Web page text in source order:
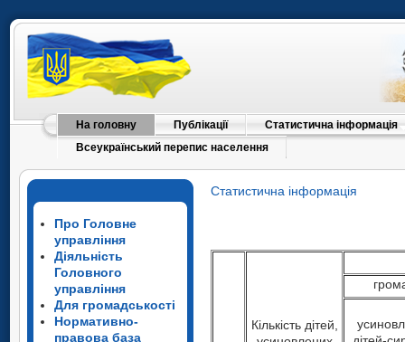
На головну Публікації
Статистична інформація
Всеукраїнський перепис населення
Про Головне
управління
Діяльність
Головного
управління
Для громадськості
Нормативно-
правова база
Статистична інформація
Кількість дітей,